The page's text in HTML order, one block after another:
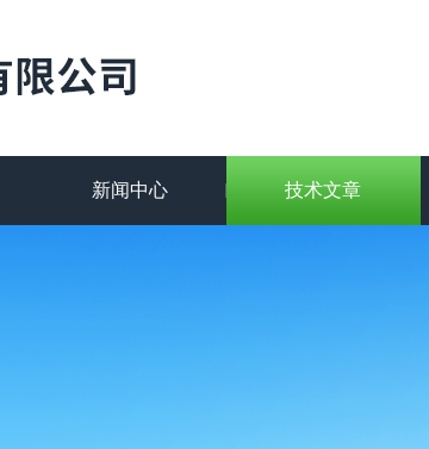
新闻中心 技术文章